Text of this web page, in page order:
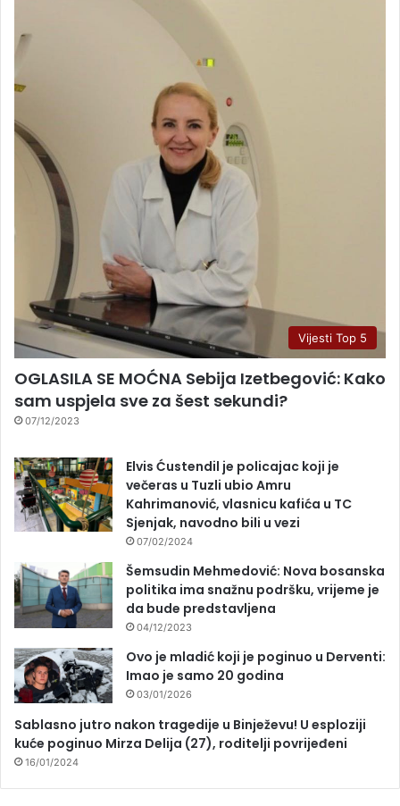
Vijesti Top 5
OGLASILA SE MOĆNA Sebija Izetbegović: Kako
sam uspjela sve za šest sekundi?
07/12/2023
Elvis Ćustendil je policajac koji je
večeras u Tuzli ubio Amru
Kahrimanović, vlasnicu kafića u TC
Sjenjak, navodno bili u vezi
07/02/2024
Šemsudin Mehmedović: Nova bosanska
politika ima snažnu podršku, vrijeme je
da bude predstavljena
04/12/2023
Ovo je mladić koji je poginuo u Derventi:
Imao je samo 20 godina
03/01/2026
Sablasno jutro nakon tragedije u Binježevu! U esploziji
kuće poginuo Mirza Delija (27), roditelji povrijeđeni
16/01/2024